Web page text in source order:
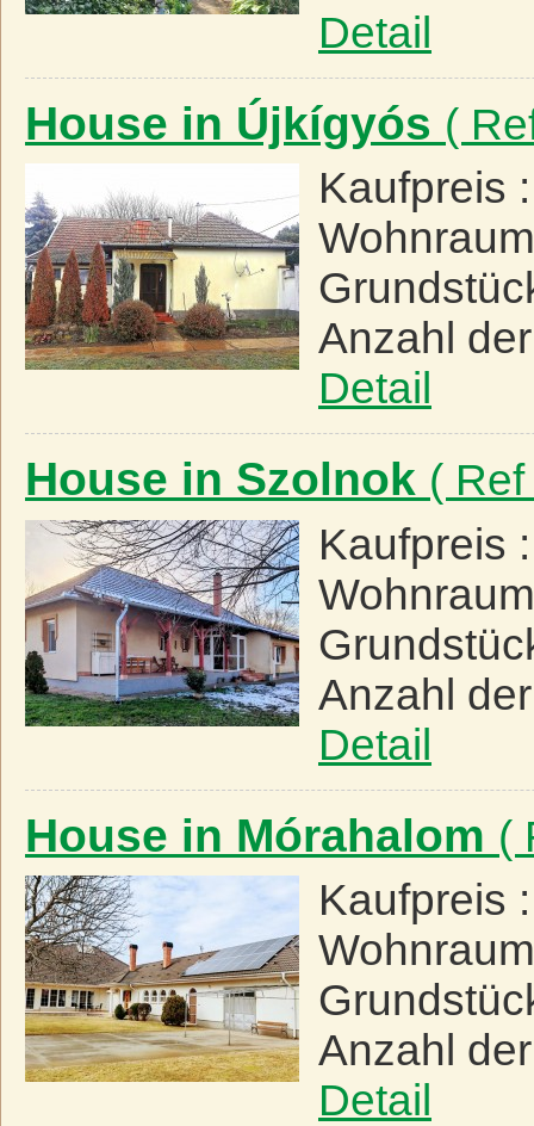
Detail
House in Újkígyós (
Kaufpreis
Anzahl
Detail
House in Szolnok (
Kaufpreis
Anzahl
Detail
House in Mórahalom (
Kaufpreis
Anzahl
Detail